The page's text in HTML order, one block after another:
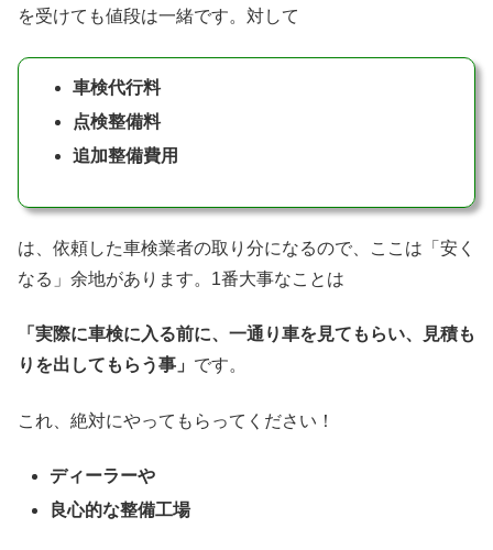
を受けても値段は一緒です。対して
車検代行料
点検整備料
追加整備費用
は、依頼した車検業者の取り分になるので、ここは「安く
なる」余地があります。1番大事なことは
「実際に車検に入る前に、一通り車を見てもらい、見積も
りを出してもらう事」 です。
これ、絶対にやってもらってください！
ディーラーや
良心的な整備工場